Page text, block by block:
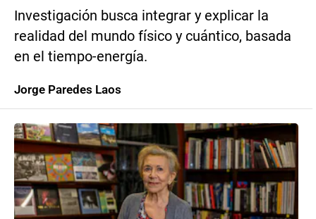
Investigación busca integrar y explicar la
realidad del mundo físico y cuántico, basada
en el tiempo-energía.
Jorge Paredes Laos